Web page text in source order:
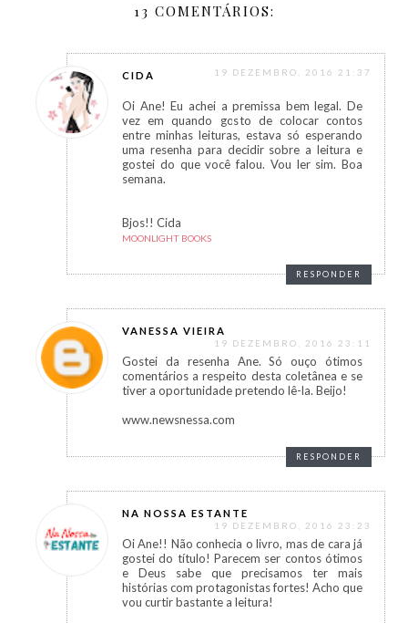
13 COMENTÁRIOS:
CIDA 19 DEZEMBRO, 2016 21:37
Oi Ane! Eu achei a premissa bem legal. De
vez em quando gosto de colocar contos
entre minhas leituras, estava só esperando
uma resenha para decidir sobre a leitura e
gostei do que você falou. Vou ler sim. Boa
semana.
Bjos!! Cida
MOONLIGHT BOOKS
RESPONDER
VANESSA VIEIRA
19 DEZEMBRO, 2016 23:11
Gostei da resenha Ane. Só ouço ótimos
comentários a respeito desta coletânea e se
tiver a oportunidade pretendo lê-la. Beijo!
www.newsnessa.com
RESPONDER
NA NOSSA ESTANTE
19 DEZEMBRO, 2016 23:23
Oi Ane!! Não conhecia o livro, mas de cara já
gostei do título! Parecem ser contos ótimos
e Deus sabe que precisamos ter mais
histórias com protagonistas fortes! Acho que
vou curtir bastante a leitura!